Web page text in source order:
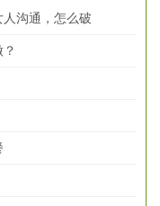
沟通，怎么破